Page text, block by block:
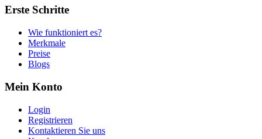
Erste Schritte
Wie funktioniert es?
Merkmale
Preise
Blogs
Mein Konto
Login
Registrieren
Kontaktieren Sie uns